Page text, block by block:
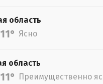
область
11° Ясно
область
11° Преимущественно